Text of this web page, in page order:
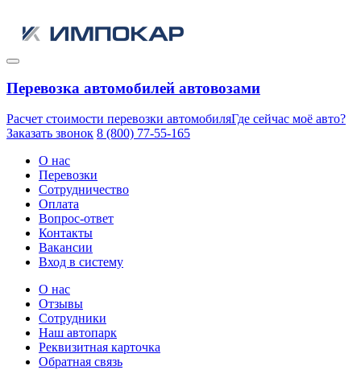
Перевозка автомобилей автовозами
Расчет стоимости перевозки автомобиляГде сейчас моё авто?
Заказать звонок 8 (800) 77-55-165
О нас
Перевозки
Сотрудничество
Оплата
Вопрос-ответ
Контакты
Вакансии
Вход в систему
О нас
Отзывы
Сотрудники
Наш автопарк
Реквизитная карточка
Обратная связь